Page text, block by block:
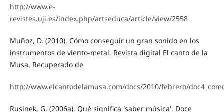
http://www.e-
revistes.uji.es/index.php/artseduca/article/view/2558
Muñoz, D. (2010). Cómo conseguir un gran sonido en los
instrumentos de viento-metal. Revista digital El canto de la
Musa. Recuperado de
http://www.elcantodelamusa.com/docs/2010/febrero/
Rusinek, G. (2006a). Qué significa 'saber música'. Doce